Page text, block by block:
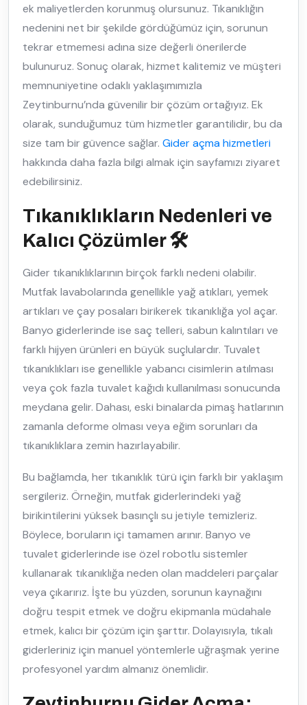
ek maliyetlerden korunmuş olursunuz. Tıkanıklığın
nedenini net bir şekilde gördüğümüz için, sorunun
tekrar etmemesi adına size değerli önerilerde
bulunuruz. Sonuç olarak, hizmet kalitemiz ve müşteri
memnuniyetine odaklı yaklaşımımızla
Zeytinburnu’nda güvenilir bir çözüm ortağıyız. Ek
olarak, sunduğumuz tüm hizmetler garantilidir, bu da
size tam bir güvence sağlar. Gider açma hizmetleri
hakkında daha fazla bilgi almak için sayfamızı ziyaret
edebilirsiniz.
Tıkanıklıkların Nedenleri ve
Kalıcı Çözümler 🛠️
Gider tıkanıklıklarının birçok farklı nedeni olabilir.
Mutfak lavabolarında genellikle yağ atıkları, yemek
artıkları ve çay posaları birikerek tıkanıklığa yol açar.
Banyo giderlerinde ise saç telleri, sabun kalıntıları ve
farklı hijyen ürünleri en büyük suçlulardır. Tuvalet
tıkanıklıkları ise genellikle yabancı cisimlerin atılması
veya çok fazla tuvalet kağıdı kullanılması sonucunda
meydana gelir. Dahası, eski binalarda pimaş hatlarının
zamanla deforme olması veya eğim sorunları da
tıkanıklıklara zemin hazırlayabilir.
Bu bağlamda, her tıkanıklık türü için farklı bir yaklaşım
sergileriz. Örneğin, mutfak giderlerindeki yağ
birikintilerini yüksek basınçlı su jetiyle temizleriz.
Böylece, boruların içi tamamen arınır. Banyo ve
tuvalet giderlerinde ise özel robotlu sistemler
kullanarak tıkanıklığa neden olan maddeleri parçalar
veya çıkarırız. İşte bu yüzden, sorunun kaynağını
doğru tespit etmek ve doğru ekipmanla müdahale
etmek, kalıcı bir çözüm için şarttır. Dolayısıyla, tıkalı
giderleriniz için manuel yöntemlerle uğraşmak yerine
profesyonel yardım almanız önemlidir.